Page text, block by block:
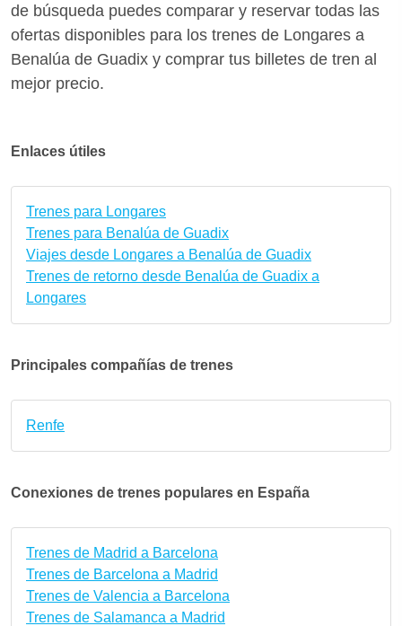
de búsqueda puedes comparar y reservar todas las
ofertas disponibles para los trenes de Longares a
Benalúa de Guadix y comprar tus billetes de tren al
mejor precio.
Enlaces útiles
Trenes para Longares
Trenes para Benalúa de Guadix
Viajes desde Longares a Benalúa de Guadix
Trenes de retorno desde Benalúa de Guadix a
Longares
Principales compañías de trenes
Renfe
Conexiones de trenes populares en España
Trenes de Madrid a Barcelona
Trenes de Barcelona a Madrid
Trenes de Valencia a Barcelona
Trenes de Salamanca a Madrid